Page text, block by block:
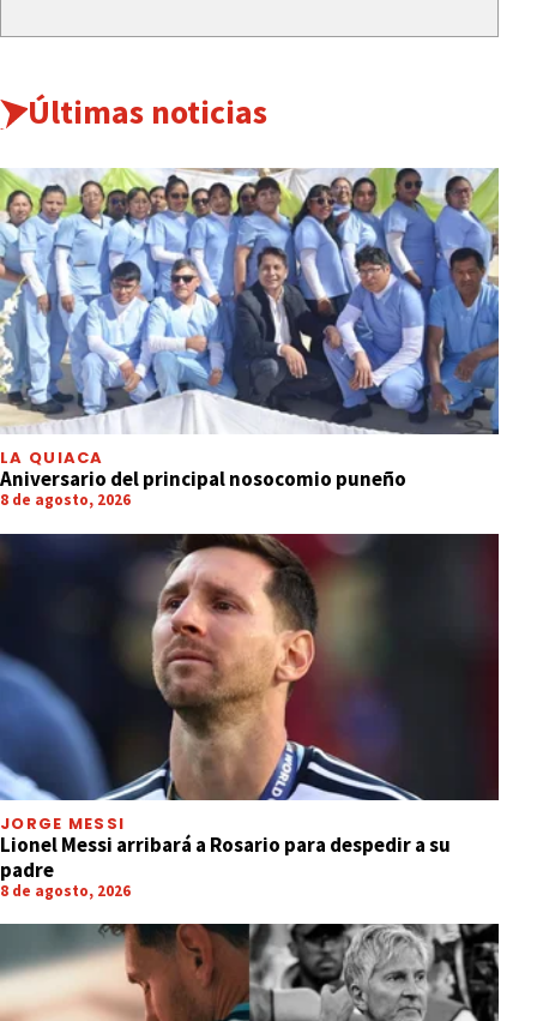
Últimas noticias
LA QUIACA
Aniversario del principal nosocomio puneño
8 de agosto, 2026
JORGE MESSI
Lionel Messi arribará a Rosario para despedir a su
padre
8 de agosto, 2026